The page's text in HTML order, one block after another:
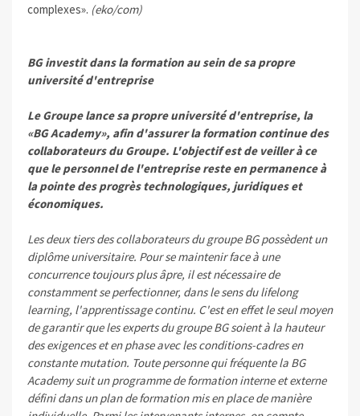
complexes». (eko/com)
BG investit dans la formation au sein de sa propre
université d'entreprise
Le Groupe lance sa propre université d'entreprise, la
«BG Academy», afin d'assurer la formation continue des
collaborateurs du Groupe. L'objectif est de veiller à ce
que le personnel de l'entreprise reste en permanence à
la pointe des progrès technologiques, juridiques et
économiques.
Les deux tiers des collaborateurs du groupe BG possèdent un
diplôme universitaire. Pour se maintenir face à une
concurrence toujours plus âpre, il est nécessaire de
constamment se perfectionner, dans le sens du lifelong
learning, l'apprentissage continu. C'est en effet le seul moyen
de garantir que les experts du groupe BG soient à la hauteur
des exigences et en phase avec les conditions-cadres en
constante mutation. Toute personne qui fréquente la BG
Academy suit un programme de formation interne et externe
défini dans un plan de formation mis en place de manière